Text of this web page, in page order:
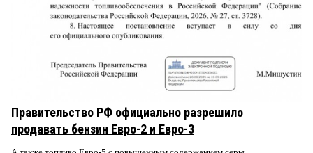
Правительство РФ официально разрешило
продавать бензин Евро-2 и Евро-3